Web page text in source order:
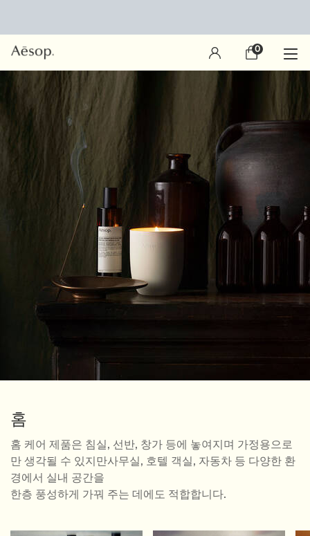
장
0
0 제품
main content
홈
홈 케어 제품은 침실, 선반, 창가 등에 놓여지며 가정용으로
만 생각될 수 있지만사무실, 호텔 객실, 자동차 등 다양한 환
경에서 실내 공간을
한층 풍성하게 가꿔 주는 데에도 적합합니다.